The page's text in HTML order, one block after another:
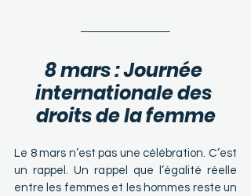
8 mars : Journée
internationale des
droits de la femme
Le 8 mars n’est pas une célébration. C’est
un rappel. Un rappel que l’égalité réelle
entre les femmes et les hommes reste un